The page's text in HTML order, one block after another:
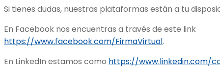
Si tienes dudas, nuestras plataformas están a tu
En Facebook nos encuentras a través de este link
https://www.facebook.com/FirmaVirtual.
En LinkedIn estamos como https://www.linkedin.com/